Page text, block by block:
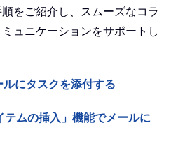
をご紹介し、スムーズなコラ
ュニケーションをサポートし
にタスクを添付する
ムの挿入」機能でメールに